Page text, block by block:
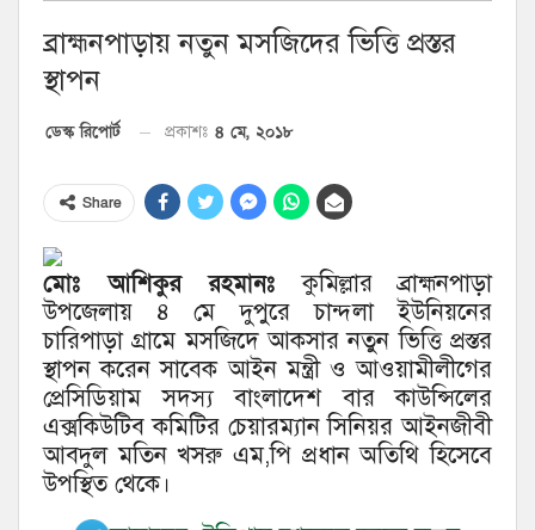
ব্রাহ্মনপাড়ায় নতুন মসজিদের ভিত্তি প্রস্তর
স্থাপন
ডেস্ক রিপোর্ট প্রকাশঃ ৪ মে, ২০১৮
Share
মোঃ আশিকুর রহমানঃ কুমিল্লার ব্রাহ্মনপাড়া
উপজেলায় ৪ মে দুপুরে চান্দলা ইউনিয়নের
চারিপাড়া গ্রামে মসজিদে আকসার নতুন ভিত্তি প্রস্তর
স্থাপন করেন সাবেক আইন মন্ত্রী ও আওয়ামীলীগের
প্রেসিডিয়াম সদস্য বাংলাদেশ বার কাউন্সিলের
এক্সকিউটিব কমিটির চেয়ারম্যান সিনিয়র আইনজীবী
আবদুল মতিন খসরু এম,পি প্রধান অতিথি হিসেবে
উপস্থিত থেকে।